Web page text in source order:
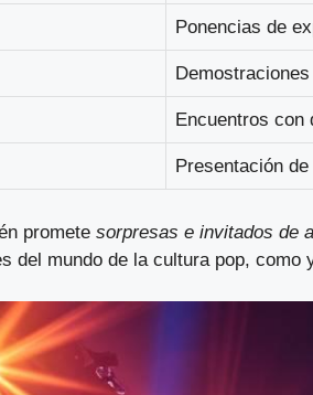
Ponencias de
Encuentros con
Presentación
promete sorpresas e invitados de
del mundo de la cultura pop,